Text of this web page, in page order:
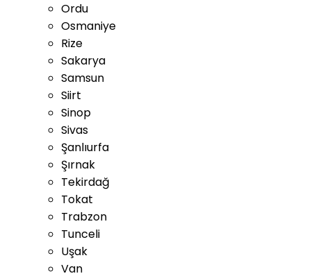
Ordu
Osmaniye
Rize
Sakarya
Samsun
Siirt
Sinop
Sivas
Şanlıurfa
Şırnak
Tekirdağ
Tokat
Trabzon
Tunceli
Uşak
Van